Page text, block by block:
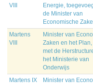
VIII
Energie,
de Minister van
Economische
Martens
VIII
Minister van
Zaken en het
met de
het Ministerie van
Onderwijs
Martens IX
Minister van